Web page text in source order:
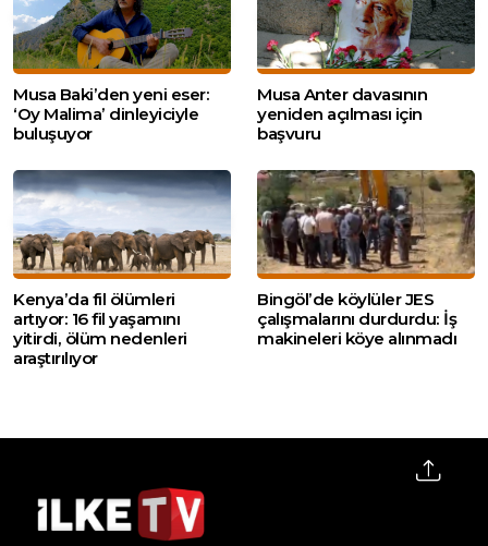
Musa Baki’den yeni eser:
‘Oy Malima’ dinleyiciyle
buluşuyor
Musa Anter davasının
yeniden açılması için
başvuru
Kenya’da fil ölümleri
artıyor: 16 fil yaşamını
yitirdi, ölüm nedenleri
araştırılıyor
Bingöl’de köylüler JES
çalışmalarını durdurdu: İş
makineleri köye alınmadı